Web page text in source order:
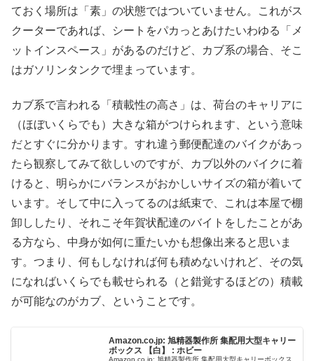
ておく場所は「素」の状態ではついていません。これがス
クーターであれば、シートをパカっとあけたいわゆる「メ
ットインスペース」があるのだけど、カブ系の場合、そこ
はガソリンタンクで埋まっています。
カブ系で言われる「積載性の高さ」は、荷台のキャリアに
（ほぼいくらでも）大きな箱がつけられます、という意味
だとすぐに分かります。すれ違う郵便配達のバイクがあっ
たら観察してみて欲しいのですが、カブ以外のバイクに着
けると、明らかにバランスがおかしいサイズの箱が着いて
います。そして中に入ってるのは紙束で、これは本屋で棚
卸ししたり、それこそ年賀状配達のバイトをしたことがあ
る方なら、中身が如何に重たいかも想像出来ると思いま
す。つまり、何もしなければ何も積めないけれど、その気
になればいくらでも載せられる（と錯覚するほどの）積載
が可能なのがカブ、ということです。
Amazon.co.jp: 旭精器製作所 集配用大型キャリー
ボックス 【白】 : ホビー